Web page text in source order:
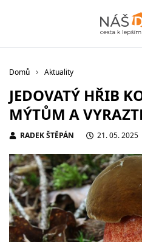
Domů Aktuality
JEDOVATÝ HŘIB
MÝTŮM A
RADEK ŠTĚPÁN 21. 05. 2025